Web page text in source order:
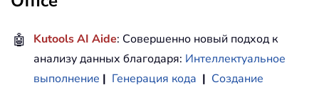
🤖 Kutools AI Aide: Совершенно новый подход к
анализу данных благодаря: Интеллектуальное
выполнение | Генерация кода | Создание